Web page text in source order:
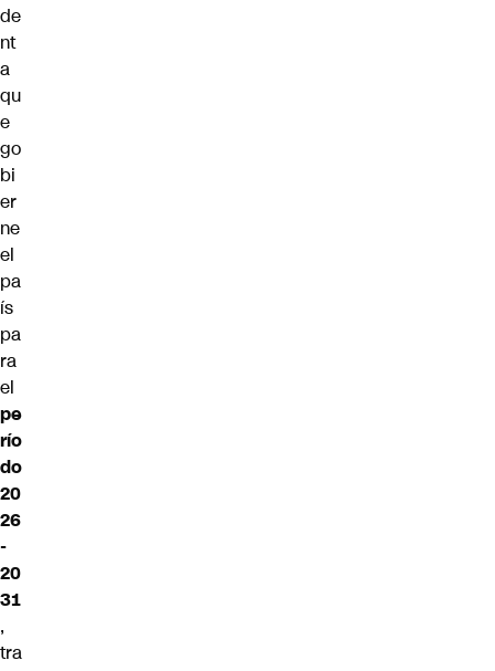
de
nt
a
qu
e
go
bi
er
ne
el
pa
ís
pa
ra
el
pe
río
do
20
26
-
20
31
,
tra